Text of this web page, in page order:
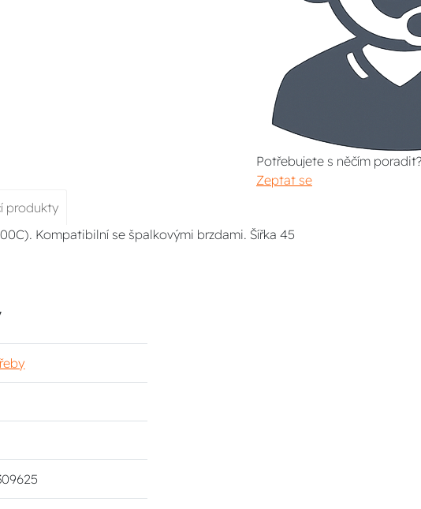
Potřebujete s něčím poradit?
Zeptat se
produkty
Kompatibilní se špalkovými brzdami. Šířka 45